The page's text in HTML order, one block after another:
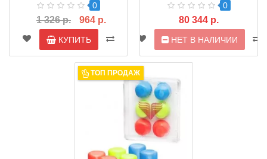
0
1 326 р. 964 р.
КУПИТЬ
0
80 344 р.
НЕТ В НАЛИЧИИ
ТОП ПРОДАЖ